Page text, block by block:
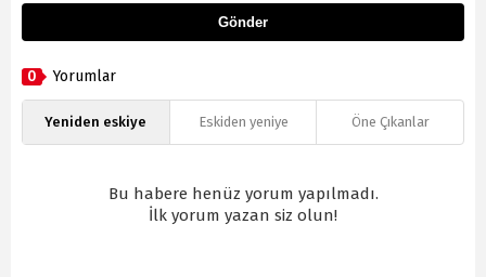
Gönder
0 Yorumlar
Yeniden eskiye Eskiden yeniye Öne Çıkanlar
Bu habere henüz yorum yapılmadı.
İlk yorum yazan siz olun!